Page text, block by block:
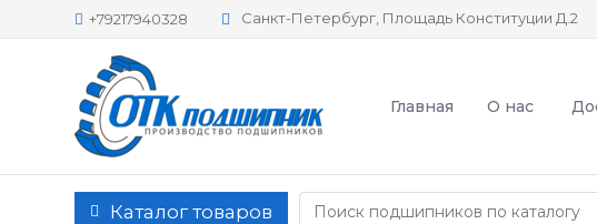
+79217940328 Санкт-Петербург, Площадь Конституции Д.2
Главная О нас
Каталог товаров